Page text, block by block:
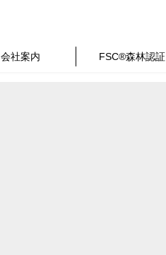
会社案内 FSC®森林認証